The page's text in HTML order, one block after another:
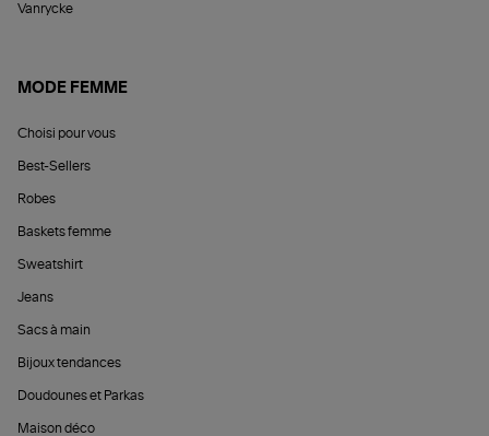
Vanrycke
MODE FEMME
Choisi pour vous
Best-Sellers
Robes
Baskets femme
Sweatshirt
Jeans
Sacs à main
Bijoux tendances
Doudounes et Parkas
Maison déco